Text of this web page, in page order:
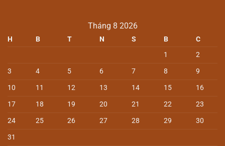
Tháng 8 2026
H B T N S B
C
1
2
3
4 5 6 7 8
9
10
11 12 13 14 15
16
17
18 19 20 21 22
23
24
25 26 27 28 29
30
31